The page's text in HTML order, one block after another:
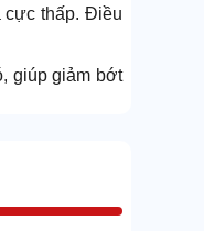
cực thấp. Điều
giúp giảm bớt